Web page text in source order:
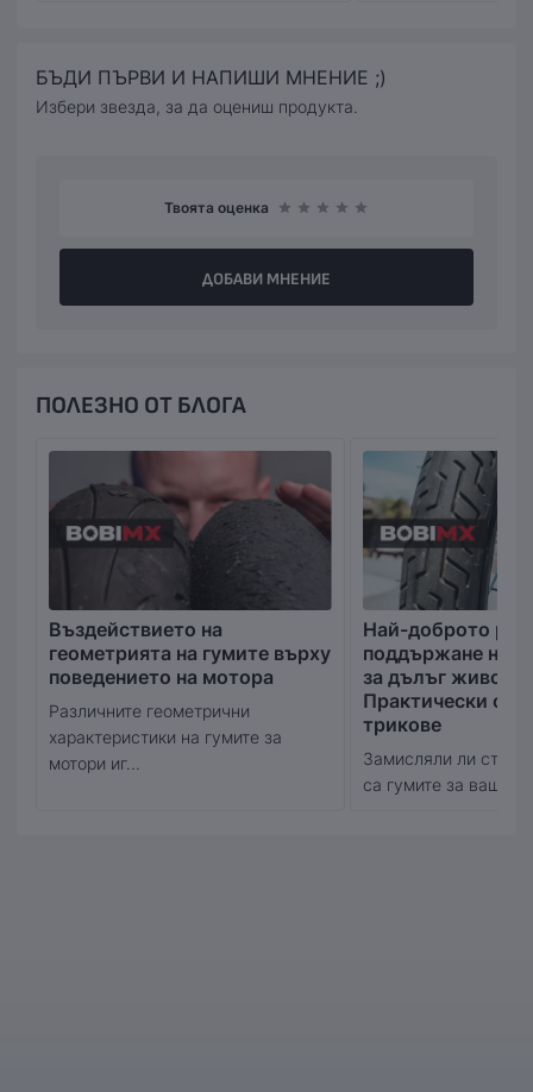
БЪДИ ПЪРВИ И НАПИШИ МНЕНИЕ ;)
Избери звезда, за да оцениш продукта.
Твоята оценка
ДОБАВИ МНЕНИЕ
ПОЛЕЗНО ОТ БЛОГА
Въздействието на
геометрията на гумите върху
поведението на мотора
Различните геометрични
характеристики на гумите за
мотори иг...
Най-доброто
поддържане на
за дълъг живот:
Практически
трикове
Замисляли ли сте
са гумите за вашия